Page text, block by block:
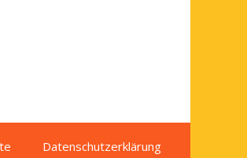
Datenschutzerklärung